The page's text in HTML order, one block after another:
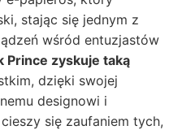
stając się jednym z
wśród entuzjastów
Prince zyskuje taką
dzięki swojej
designowi i
się zaufaniem tych,